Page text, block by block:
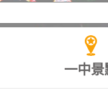
一中景